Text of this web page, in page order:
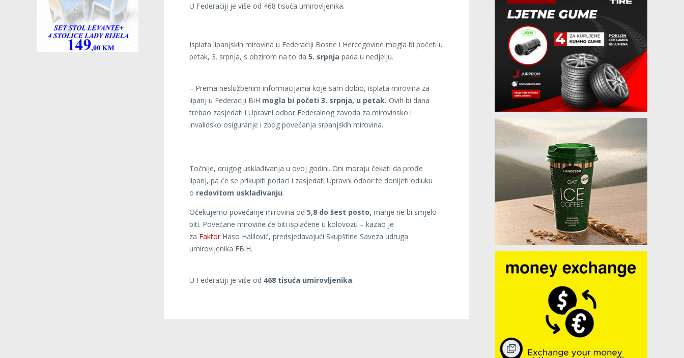
U Federaciji je više od 468 tisuća umirovljenika.
Isplata lipanjskih mirovina u Federaciji Bosne i Hercegovine mogla bi početi u
petak, 3. srpnja, s obzirom na to da 5. srpnja pada u nedjelju.
– Prema neslužbenim informacijama koje sam dobio, isplata mirovina za
lipanj u Federaciji BiH mogla bi početi 3. srpnja, u petak. Ovih bi dana
trebao zasjedati i Upravni odbor Federalnog zavoda za mirovinsko i
invalidsko osiguranje i zbog povećanja srpanjskih mirovina.
Točnije, drugog usklađivanja u ovoj godini. Oni moraju čekati da prođe
lipanj, pa će se prikupiti podaci i zasjedati Upravni odbor te donijeti odluku
o redovitom usklađivanju.
Očekujemo povećanje mirovina od 5,8 do šest posto, manje ne bi smjelo
biti. Povećane mirovine će biti isplaćene u kolovozu – kazao je
za Faktor Haso Halilović, predsjedavajući Skupštine Saveza udruga
umirovljenika FBiH.
U Federaciji je više od 468 tisuća umirovljenika.